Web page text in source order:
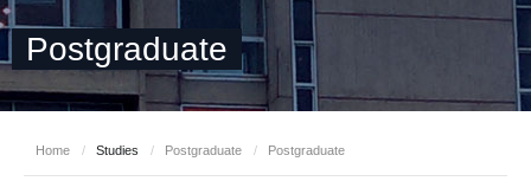
Postgraduate
Home / Studies / Postgraduate / Postgraduate